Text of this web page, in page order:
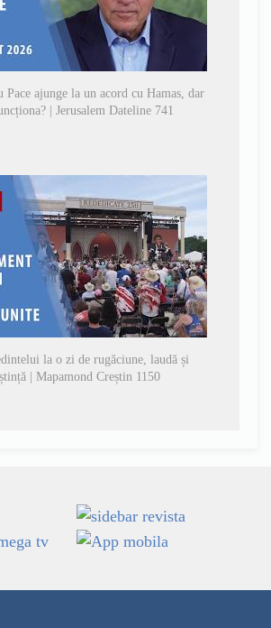
ajunge la un acord cu Hamas, dar
| Jerusalem Dateline 741
la o zi de rugăciune, laudă și
| Mapamond Creștin 1150